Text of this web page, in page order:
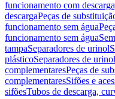
funcionamento com
descargaPeças de
funcionamento sem água
funcionamento sem água
tampaSeparadores de urinol
plásticoSeparadores de
complementaresPeças de
complementaresSifões e
sifõesTubos de descarga,